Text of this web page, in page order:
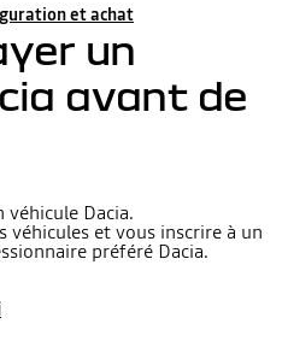
et achat
un
avant de
véhicule Dacia.
et vous inscrire à un
préféré Dacia.